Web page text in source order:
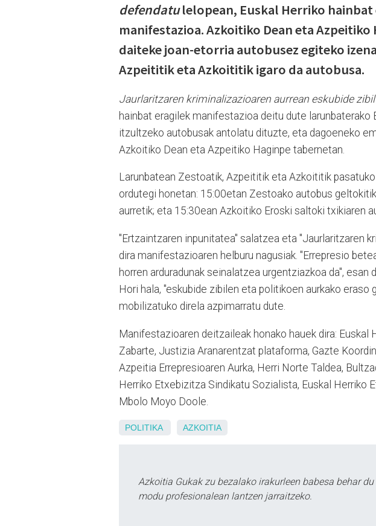
defendatulelopean, Euskal Herriko
manifestazioa. Azkoitiko Dean eta
daiteke joan-etorria autobusez egiteko
Azpeititik eta Azkoititik igaro da autobusa.
Jaurlaritzaren kriminalizazioaren aurrean eskubide
hainbat eragilek manifestazioa deitu dute larunbaterako
itzultzeko autobusak antolatu dituzte, eta dagoeneko
Azkoitiko Dean eta Azpeitiko Haginpe tabernetan.
Larunbatean Zestoatik, Azpeititik eta Azkoititik
ordutegi honetan: 15:00etan Zestoako autobus
aurretik; eta 15:30ean Azkoitiko Eroski saltoki txikiaren
"Ertzaintzaren inpunitatea" salatzea eta "Jaurlaritzaren
dira manifestazioaren helburu nagusiak. "Errepresio
horren arduradunak seinalatzea urgentziazkoa da",
Hori hala, "eskubide zibilen eta politikoen aurkako eraso
mobilizatuko direla azpimarratu dute.
Manifestazioaren deitzaileak honako hauek dira: Euskal
Zabarte, Justizia Aranarentzat plataforma, Gazte
Azpeitia Errepresioaren Aurka, Herri Norte Taldea,
Herriko Etxebizitza Sindikatu Sozialista, Euskal Herriko
Mbolo Moyo Doole.
POLITIKA AZKOITIA
Azkoitia Gukak zu bezalako irakurleen babesa behar
modu profesionalean lantzen jarraitzeko.